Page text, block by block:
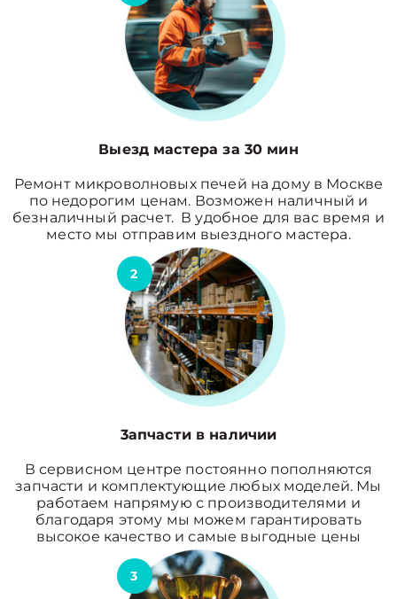
Выезд мастера за 30 мин
Ремонт микроволновых печей на дому в Москве
по недорогим ценам. Возможен наличный и
безналичный расчет. В удобное для вас время и
место мы отправим выездного мастера.
2
3апчасти в наличии
В сервисном центре постоянно пополняются
запчасти и комплектующие любых моделей. Мы
работаем напрямую с производителями и
благодаря этому мы можем гарантировать
высокое качество и самые выгодные цены
3